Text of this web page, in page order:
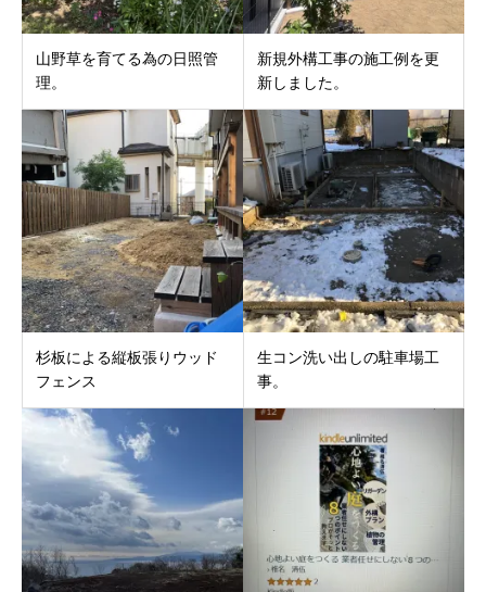
山野草を育てる為の日照管
理。
新規外構工事の施工例を更
新しました。
杉板による縦板張りウッド
フェンス
生コン洗い出しの駐車場工
事。